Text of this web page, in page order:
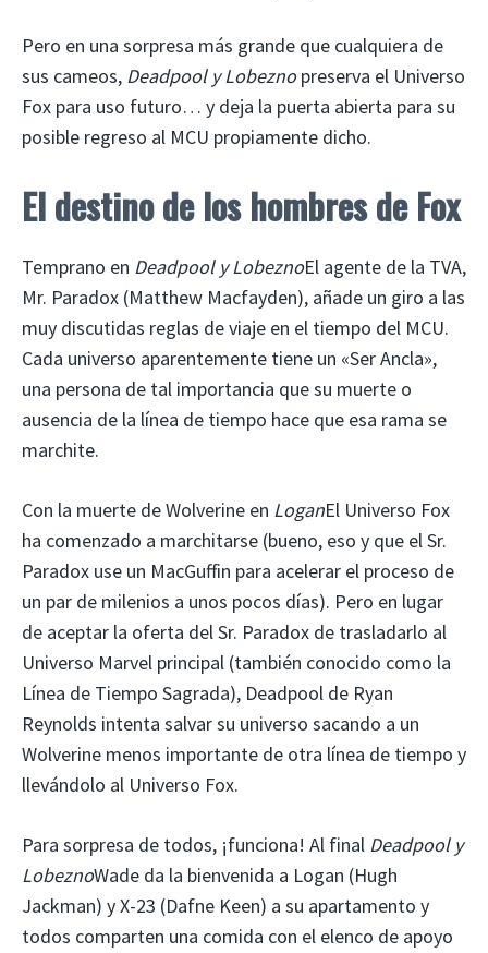
Pero en una sorpresa más grande que cualquiera de
sus cameos, Deadpool y Lobeznopreserva el Universo
Fox para uso futuro… y deja la puerta abierta para su
posible regreso al MCU propiamente dicho.
El destino de los hombres de Fox
Temprano en Deadpool y LobeznoEl agente de la TVA,
Mr. Paradox (Matthew Macfayden), añade un giro a las
muy discutidas reglas de viaje en el tiempo del MCU.
Cada universo aparentemente tiene un «Ser Ancla»,
una persona de tal importancia que su muerte o
ausencia de la línea de tiempo hace que esa rama se
marchite.
Con la muerte de Wolverine en LoganEl Universo Fox
ha comenzado a marchitarse (bueno, eso y que el Sr.
Paradox use un MacGuffin para acelerar el proceso de
un par de milenios a unos pocos días). Pero en lugar
de aceptar la oferta del Sr. Paradox de trasladarlo al
Universo Marvel principal (también conocido como la
Línea de Tiempo Sagrada), Deadpool de Ryan
Reynolds intenta salvar su universo sacando a un
Wolverine menos importante de otra línea de tiempo y
llevándolo al Universo Fox.
Para sorpresa de todos, ¡funciona! Al final Deadpool y
LobeznoWade da la bienvenida a Logan (Hugh
Jackman) y X-23 (Dafne Keen) a su apartamento y
todos comparten una comida con el elenco de apoyo